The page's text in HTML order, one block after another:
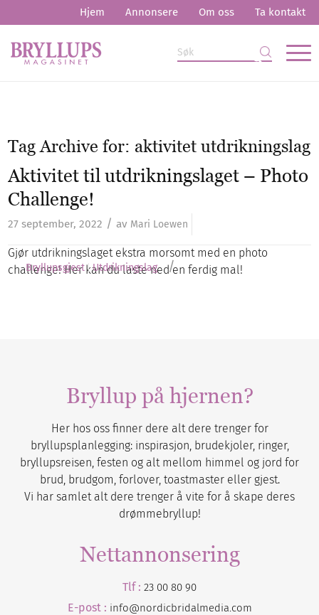
Hjem Annonsere Om oss Ta kontakt
Tag Archive for: aktivitet utdrikningslag
Aktivitet til utdrikningslaget – Photo
Challenge!
27 september, 2022 / av Mari Loewen
Gjør utdrikningslaget ekstra morsomt med en photo
challenge! Her kan du laste ned en ferdig mal!
Bryllupsgjest Utdrikningslag /
Bryllup på hjernen?
Her hos oss finner dere alt dere trenger for
bryllupsplanlegging: inspirasjon, brudekjoler, ringer,
bryllupsreisen, festen og alt mellom himmel og jord for
brud, brudgom, forlover, toastmaster eller gjest.
Vi har samlet alt dere trenger å vite for å skape deres
drømmebryllup!
Nettannonsering
Tlf : 23 00 80 90
E-post : info@nordicbridalmedia.com